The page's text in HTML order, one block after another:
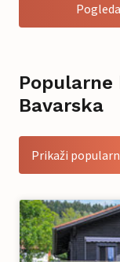
Popularne
Bavarska
Prikaži